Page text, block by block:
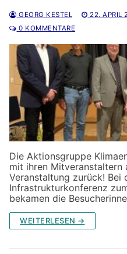
GEORG KESTEL 22. APRIL
0 KOMMENTARE
Die Aktionsgruppe
mit ihren Mitveranstaltern
Veranstaltung zurück! Bei
Infrastrukturkonferenz
bekamen die
WEITERLESEN →